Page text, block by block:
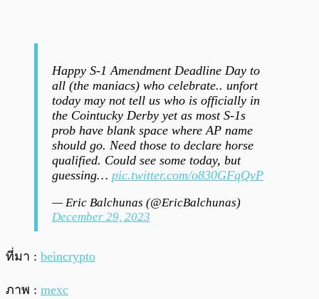
Happy S-1 Amendment Deadline Day to
all (the maniacs) who celebrate.. unfort
today may not tell us who is officially in
the Cointucky Derby yet as most S-1s
prob have blank space where AP name
should go. Need those to declare horse
qualified. Could see some today, but
guessing… pic.twitter.com/o830GFqQvP
— Eric Balchunas (@EricBalchunas)
December 29, 2023
ที่มา : beincrypto
ภาพ : mexc